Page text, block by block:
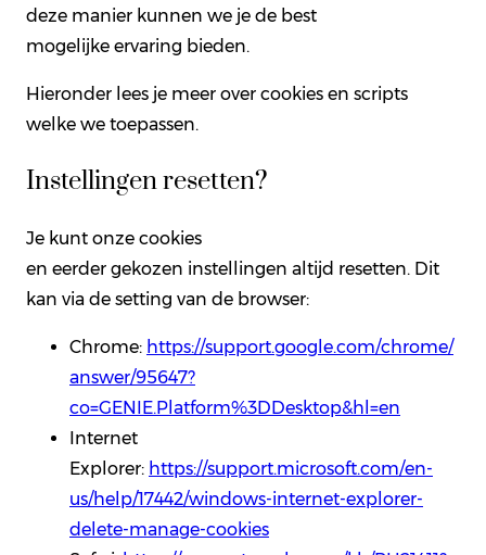
deze manier kunnen we je de best
mogelijke ervaring bieden.
Hieronder lees je meer over cookies en scripts
welke we toepassen.
Instellingen resetten?
Je kunt onze cookies
en eerder gekozen instellingen altijd resetten. Dit
kan via de setting van de browser:
Chrome: https://support.google.com/chrome/
answer/95647?
co=GENIE.Platform%3DDesktop&hl=en
Internet
Explorer: https://support.microsoft.com/en-
us/help/17442/windows-internet-explorer-
delete-manage-cookies